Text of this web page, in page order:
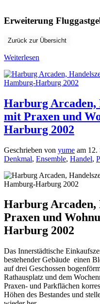
Erweiterung
Zurück zur Übersicht
Weiterlesen
Harburg Arcaden,
mit Praxen und
Harburg 2002
Geschrieben von yume am 12.
Denkmal, Ensemble, Handel,
Harburg Arcaden,
Praxen und
Harburg 2002
Das Innerstädtische
bestehender Gebäude einen
auf drei Geschossen
Rathausplatz und dem
Praxen- und Parkflächen
Höhen des Bestandes und